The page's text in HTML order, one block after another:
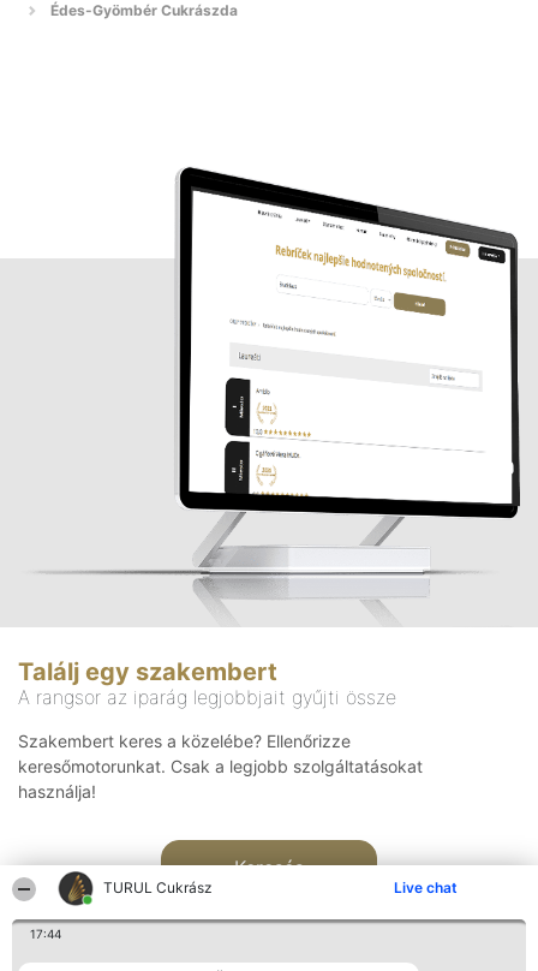
TURUL Cukrász Live chat
17:44
Édes-Gyömbér Cukrászda
Találj egy szakembert
A rangsor az iparág legjobbjait gyűjti össze
Szakembert keres a közelébe? Ellenőrizze
keresőmotorunkat. Csak a legjobb szolgáltatásokat
használja!
Keresés